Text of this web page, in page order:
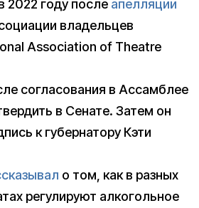
2022 году после апелляции
владельцев
Association of Theatre
согласования в Ассамблее
в Сенате. Затем он
к губернатору Кэти
о том, как в разных
регулируют алкогольное